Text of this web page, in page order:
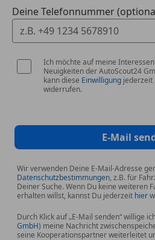
(laufzeitgebundener Dienst)
Bowers & Wilkins Surround
DAB Tuner
Exterieur
Anhängerzugvorrichtung
Kugelkopf
Alufelgen
Radschraubensicherung
Reifenreparatur-Set
Individualumfänge
BMW Individual Hochglanz
Deine Telefonnummer
Ich möchte auf meine
Neuigkeiten der AutoScout24
kann diese Einwilligung jederzeit
widerrufen.
E-Mail
Wir verwenden Deine E-Mail-Adresse
Datenschutzbestimmungen, z.B. für
Deiner Suche. Wenn Du keine weiteren
erhalten willst, kannst Du jederzeit hier
Durch Klick auf „E-Mail senden“ willige
GmbH) meine Nachricht
seine Kooperationspartner weiterleitet